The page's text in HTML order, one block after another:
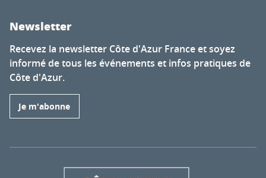
Newsletter
Recevez la newsletter Côte d'Azur France et soyez
informé de tous les événements et infos pratiques de
Côte d'Azur.
Je m'abonne